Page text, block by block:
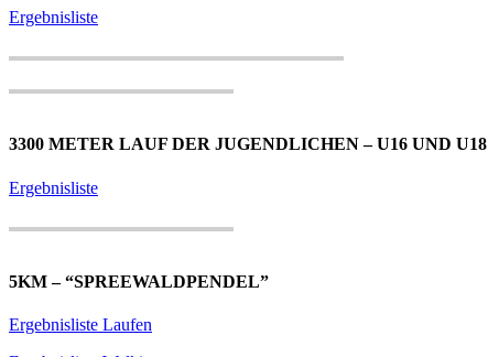
Ergebnisliste
3300 METER LAUF DER JUGENDLICHEN – U16 UND U18
Ergebnisliste
5KM – “SPREEWALDPENDEL”
Ergebnisliste Laufen